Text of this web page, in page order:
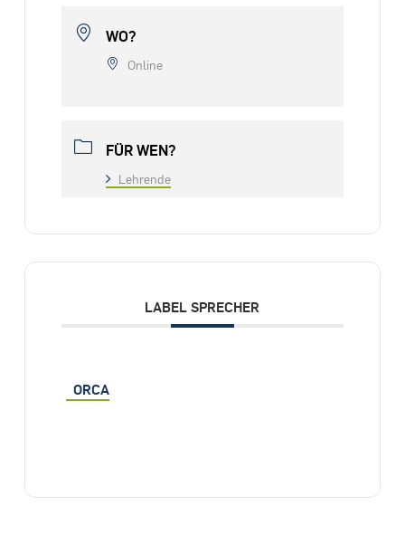
WO?
Online
FÜR WEN?
Lehrende
LABEL SPRECHER
ORCA